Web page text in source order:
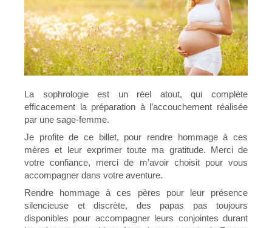
La sophrologie est un réel atout, qui complète
efficacement la préparation à l’accouchement réalisée
par une sage-femme.
Je profite de ce billet, pour rendre hommage à ces
mères et leur exprimer toute ma gratitude. Merci de
votre confiance, merci de m’avoir choisit pour vous
accompagner dans votre aventure.
Rendre hommage à ces pères pour leur présence
silencieuse et discrète, des papas pas toujours
disponibles pour accompagner leurs conjointes durant